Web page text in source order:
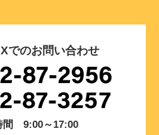
でのお問い合わせ
間 9:00～17:00